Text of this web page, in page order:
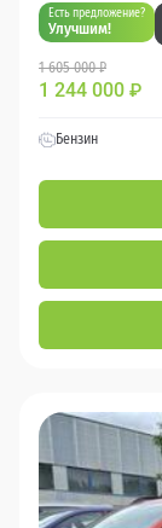
Есть предложение?
Улучшим!
1 605 000 ₽
1 244 000 ₽
Бензин